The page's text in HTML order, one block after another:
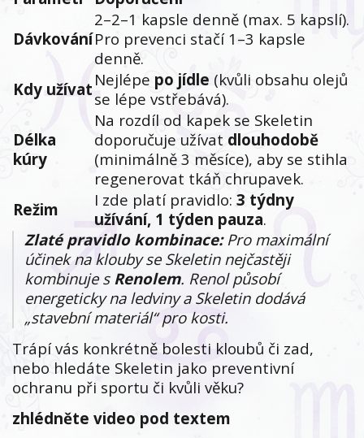
Dávkování
2–2–1 kapsle denně (max. 5 kapslí).
Pro prevenci stačí 1–3 kapsle
denně.
Kdy užívat Nejlépe po jídle (kvůli obsahu olejů
se lépe vstřebává).
Délka
kúry
Na rozdíl od kapek se Skeletin
doporučuje užívat dlouhodobě
(minimálně 3 měsíce), aby se stihla
regenerovat tkáň chrupavek.
Režim
I zde platí pravidlo: 3 týdny
užívání, 1 týden pauza.
Zlaté pravidlo kombinace:Pro maximální
účinek na klouby se Skeletin nejčastěji
kombinuje s Renolem. Renol působí
energeticky na ledviny a Skeletin dodává
„stavební materiál“ pro kosti.
Trápí vás konkrétně bolesti kloubů či zad,
nebo hledáte Skeletin jako preventivní
ochranu při sportu či kvůli věku?
zhlédněte video pod textem